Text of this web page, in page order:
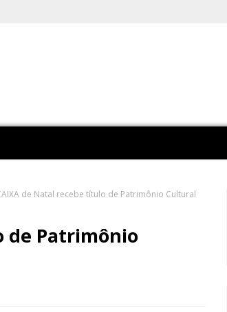
de Natal recebe título de Patrimônio Cultural
de Patrimônio